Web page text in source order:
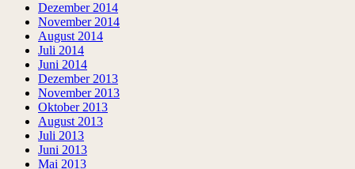
Dezember 2014
November 2014
August 2014
Juli 2014
Juni 2014
Dezember 2013
November 2013
Oktober 2013
August 2013
Juli 2013
Juni 2013
Mai 2013